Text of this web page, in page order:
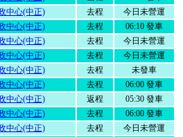
中心(中正) 去程
今日未營運
中心(中正) 去程
06:10 發車
中心(中正) 去程
今日未營運
中心(中正) 去程
今日未營運
中心(中正) 去程
未發車
中心(中正) 去程
06:00 發車
中心(中正) 返程
05:30 發車
中心(中正) 去程
06:00 發車
中心(中正) 去程
今日未營運